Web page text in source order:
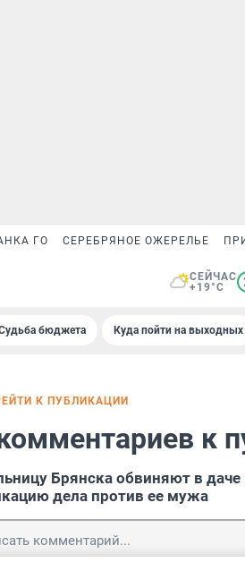
ГО СЕРЕБРЯНОЕ ОЖЕРЕЛЬЕ
СЕЙЧАС
+19°C
бюджета Куда пойти на выходных
К ПУБЛИКАЦИИ
к
Брянска обвиняют в даче
дела против ее мужа